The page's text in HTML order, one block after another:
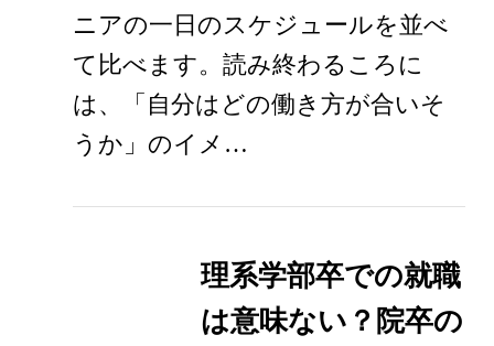
ニアの一日のスケジュールを並べ
て比べます。読み終わるころに
は、「自分はどの働き方が合いそ
うか」のイメ…
理系学部卒での就職
は意味ない？院卒の